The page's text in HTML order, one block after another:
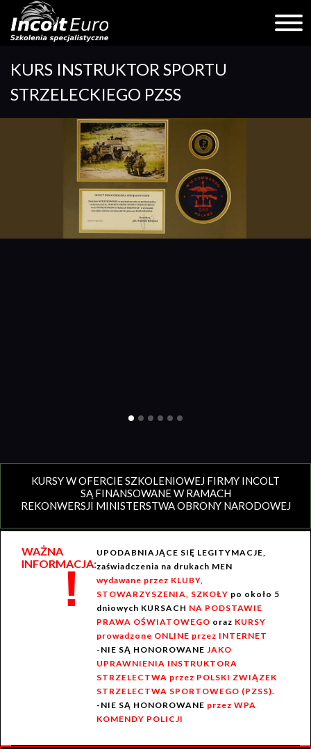
content
KURS INSTRUKTOR SPORTU
STRZELECKIEGO PZSS
KURSY W OFERCIE SZKOLENIOWEJ FIRMY INCOLT
SĄ FINANSOWANE W RAMACH
REKONWERSJI MINISTERSTWA OBRONY NARODOWEJ
WAŻNA
INFORMACJA:
!
UPODABNIAJĄCE SIĘ LEGITYMACJE,
zaświadczenia na drukach MEN
wydawane przez KLUBY,
STOWARZYSZENIA, SZKOŁY po około 5
dniowych KURSACH NA PODSTAWIE
PRAWA OŚWIATOWEGO oraz KURSY
prowadzone ONLINE przez INTERNET
-NIE SĄ HONOROWANE JAKO
UPRAWNIENIA INSTRUKTORA
STRZELECTWA przez POLSKI ZWIĄZEK
STRZELECTWA SPORTOWEGO (PZSS).
-NIE SĄ HONOROWANE przez WPA
KOMENDY POLICJI